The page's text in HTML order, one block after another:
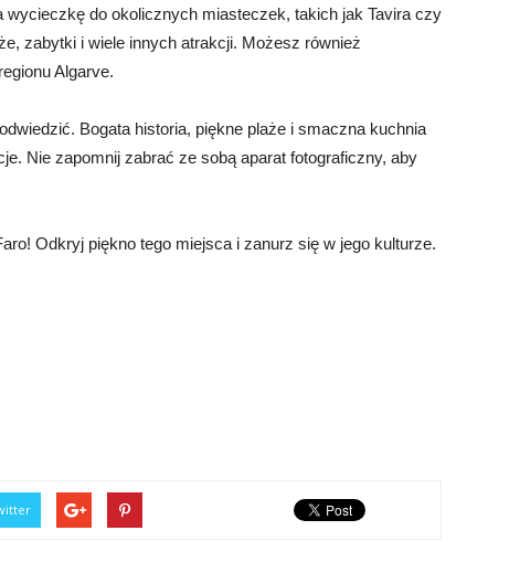
do okolicznych miasteczek, takich jak Tavira czy
zabytki i wiele innych atrakcji. Możesz również
Algarve.
Bogata historia, piękne plaże i smaczna kuchnia
Nie zapomnij zabrać ze sobą aparat fotograficzny, aby
Odkryj piękno tego miejsca i zanurz się w jego kulturze.